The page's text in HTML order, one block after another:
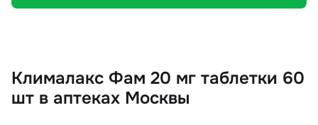
Клималакс Фам 20 мг таблетки 60
шт в аптеках Москвы